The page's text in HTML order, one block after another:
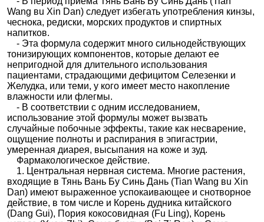
Wang вu Xin Dan) следует избегать употребления кинзы,
чеснока, редиски, морских продуктов и спиртных
напитков.
- Эта формула содержит много сильнодействующих
тонизирующих компонентов, которые делают ее
непригодной для длительного использования
пациентами, страдающими дефицитом Селезенки и
Желудка, или теми, у кого имеет место накопление
влажности или флегмы.
- В соответствии с одним исследованием,
использование этой формулы может вызвать
случайные побочные эффекты, такие как несварение,
ощущение полноты и распирания в эпигастрии,
умеренная диарея, высыпания на коже и зуд.
Фармакологическое действие.
1. Центральная нервная система. Многие растения,
входящие в Тянь Вань Бу Синь Дань (Tian Wang вu Xin
Dan) имеют выраженное успокаивающее и снотворное
действие, в том числе и Корень дудника китайского
(Dang Gui), Пория кокосовидная (Fu Ling), Корень